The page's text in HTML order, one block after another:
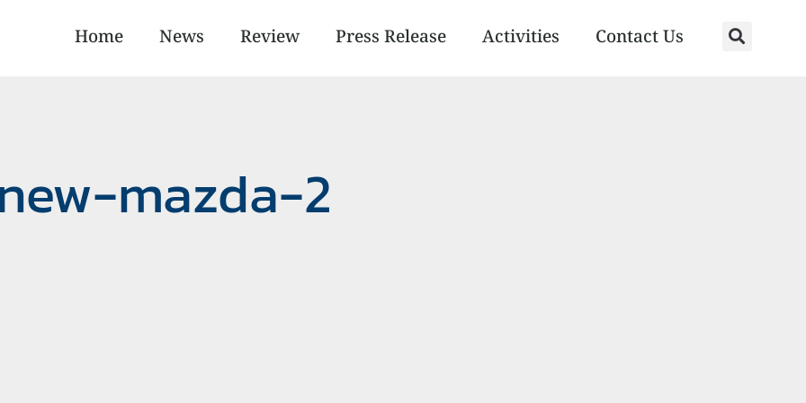
Home News Review Press Release Activities Contact Us
mazda-2